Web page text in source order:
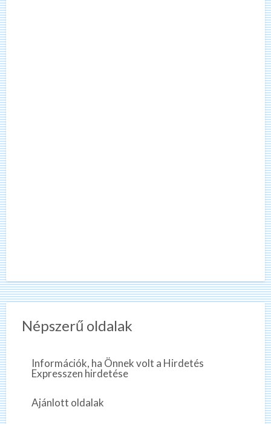
Népszerű oldalak
Információk, ha Önnek volt a Hirdetés
Expresszen hirdetése
Ajánlott oldalak